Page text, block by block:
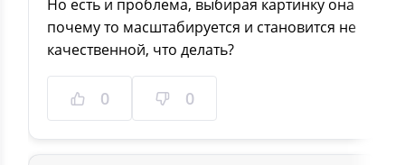
Но есть и проблема, выбирая картинку она
почему то масштабируется и становится не
качественной, что делать?
0 0